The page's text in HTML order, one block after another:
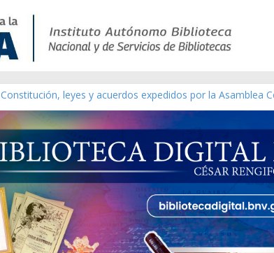
Constitución, leyes y acuerdos expedidos por la Asamblea
Una Parálisis [material gráfico]
Modesta Bor Sánchez [material gráfico]
Gaceta Oficial de la República de Venezuela año CXXXIII
Catálogo temático de obras de Modesta Bor